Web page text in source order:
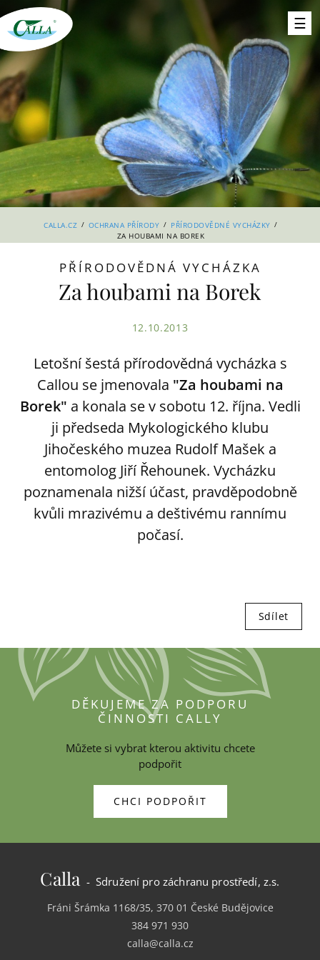
CALLA.CZ / OCHRANA PŘÍRODY / PŘÍRODOVĚDNÉ VYCHÁZKY /
ZA HOUBAMI NA BOREK
PŘÍRODOVĚDNÁ VYCHÁZKA
Za houbami na Borek
12.10.2013
Letošní šestá přírodovědná vycházka s
Callou se jmenovala "Za houbami na
Borek" a konala se v sobotu 12. října. Vedli
ji předseda Mykologického klubu
Jihočeského muzea Rudolf Mašek a
entomolog Jiří Řehounek. Vycházku
poznamenala nižší účast, pravděpodobně
kvůli mrazivému a deštivému rannímu
počasí.
Sdílet
DĚKUJEME ZA PODPORU
ČINNOSTI CALLY
Můžete si vybrat kterou aktivitu chcete
podpořit
CHCI PODPOŘIT
Calla- Sdružení pro záchranu prostředí, z.s.
Fráni Šrámka 1168/35, 370 01 České Budějovice
384 971 930
calla@calla.cz